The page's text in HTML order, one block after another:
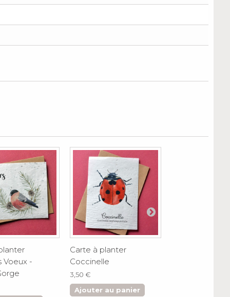
Voeux -
Carte à planter
Coccinelle
3,50 €
Ajouter au panier